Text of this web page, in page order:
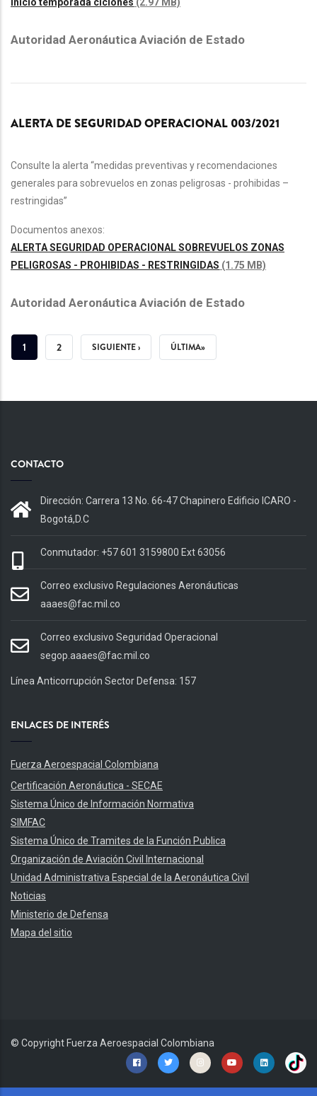
Autoridad Aeronáutica Aviación de Estado
ALERTA DE SEGURIDAD OPERACIONAL 003/2021
Consulte la alerta “medidas preventivas y recomendaciones
generales para sobrevuelos en zonas peligrosas - prohibidas –
restringidas”
Documentos anexos:
ALERTA SEGURIDAD OPERACIONAL SOBREVUELOS ZONAS
PELIGROSAS - PROHIBIDAS - RESTRINGIDAS (1.75 MB)
Autoridad Aeronáutica Aviación de Estado
PAGINACIÓN
PÁGINA
1 PÁGINA
2
SIGUIENTE
SIGUIENTE ›
ÚLTIMA
ÚLTIMA»
CONTACTO
Dirección: Carrera 13 No. 66-47 Chapinero Edificio ICARO -
Bogotá,D.C
Conmutador: +57 601 3159800 Ext 63056
Correo exclusivo Regulaciones Aeronáuticas
aaaes@fac.mil.co
Correo exclusivo Seguridad Operacional
segop.aaaes@fac.mil.co
Línea Anticorrupción Sector Defensa: 157
ENLACES DE INTERÉS
Fuerza Aeroespacial Colombiana
Certificación Aeronáutica - SECAE
Sistema Único de Información Normativa
SIMFAC
Sistema Único de Tramites de la Función Publica
Organización de Aviación Civil Internacional
Unidad Administrativa Especial de la Aeronáutica Civil
Noticias
Ministerio de Defensa
Mapa del sitio
© Copyright Fuerza Aeroespacial Colombiana